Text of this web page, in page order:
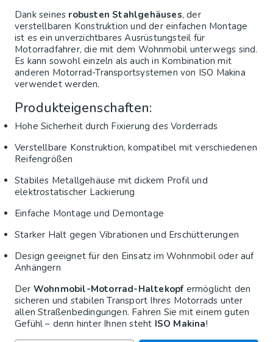
Dank seines robusten Stahlgehäuses, der
verstellbaren Konstruktion und der einfachen Montage
ist es ein unverzichtbares Ausrüstungsteil für
Motorradfahrer, die mit dem Wohnmobil unterwegs sind.
Es kann sowohl einzeln als auch in Kombination mit
anderen Motorrad-Transportsystemen von ISO Makina
verwendet werden.
Produkteigenschaften:
Hohe Sicherheit durch Fixierung des Vorderrads
Verstellbare Konstruktion, kompatibel mit verschiedenen
Reifengrößen
Stabiles Metallgehäuse mit dickem Profil und
elektrostatischer Lackierung
Einfache Montage und Demontage
Starker Halt gegen Vibrationen und Erschütterungen
Design geeignet für den Einsatz im Wohnmobil oder auf
Anhängern
Der Wohnmobil-Motorrad-Haltekopfermöglicht den
sicheren und stabilen Transport Ihres Motorrads unter
allen Straßenbedingungen. Fahren Sie mit einem guten
Gefühl – denn hinter Ihnen steht ISO Makina!